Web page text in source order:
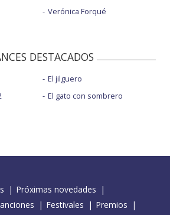
Verónica Forqué
DESTACADOS
El jilguero
El gato con sombrero
Próximas novedades
Festivales
Premios